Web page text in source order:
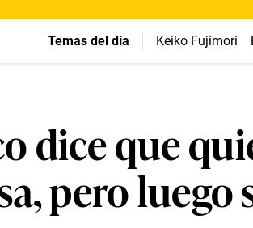
Temas del día Keiko Fujimori
dice que
pero luego